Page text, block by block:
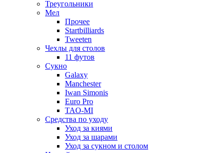
Треугольники
Мел
Прочее
Startbilliards
Tweeten
Чехлы для столов
11 футов
Сукно
Galaxy
Manchester
Iwan Simonis
Euro Pro
TAO-MI
Средства по уходу
Уход за киями
Уход за шарами
Уход за сукном и столом